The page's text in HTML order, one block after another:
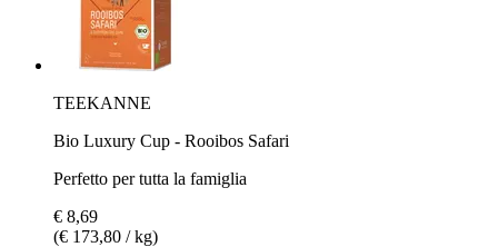
TEEKANNE
Bio Luxury Cup - Rooibos Safari
Perfetto per tutta la famiglia
€ 8,69
(€ 173,80 / kg)